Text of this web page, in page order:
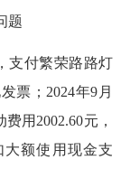
题
付繁荣路路灯
票；2024年9月
用2002.60元，
额使用现金支